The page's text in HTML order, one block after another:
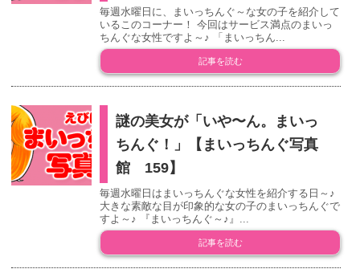
毎週水曜日に、まいっちんぐ～な女の子を紹介して
いるこのコーナー！ 今回はサービス満点のまいっ
ちんぐな女性ですよ～♪ 「まいっちん...
記事を読む
謎の美女が「いや〜ん。まいっ
ちんぐ！」【まいっちんぐ写真
館 159】
毎週水曜日はまいっちんぐな女性を紹介する日～♪
大きな素敵な目が印象的な女の子のまいっちんぐで
すよ～♪ 『まいっちんぐ～♪』...
記事を読む